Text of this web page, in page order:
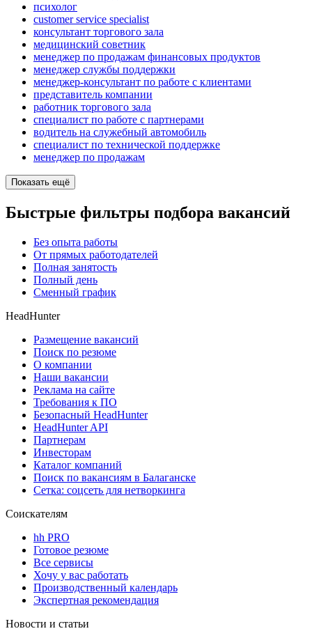
психолог
customer service specialist
консультант торгового зала
медицинский советник
менеджер по продажам финансовых продуктов
менеджер службы поддержки
менеджер-консультант по работе с клиентами
представитель компании
работник торгового зала
специалист по работе с партнерами
водитель на служебный автомобиль
специалист по технической поддержке
менеджер по продажам
Показать ещё
Быстрые фильтры подбора вакансий
Без опыта работы
От прямых работодателей
Полная занятость
Полный день
Сменный график
HeadHunter
Размещение вакансий
Поиск по резюме
О компании
Наши вакансии
Реклама на сайте
Требования к ПО
Безопасный HeadHunter
HeadHunter API
Партнерам
Инвесторам
Каталог компаний
Поиск по вакансиям в Балаганске
Сетка: соцсеть для нетворкинга
Соискателям
hh PRO
Готовое резюме
Все сервисы
Хочу у вас работать
Производственный календарь
Экспертная рекомендация
Новости и статьи